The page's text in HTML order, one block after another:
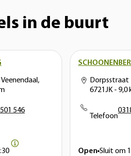
in de buurt
546
Dorpsstraat
6721JK - 9,0
Telefoon
Open Sluit om